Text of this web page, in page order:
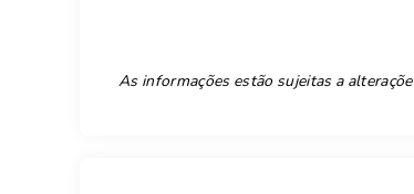
As informações estão sujeitas a